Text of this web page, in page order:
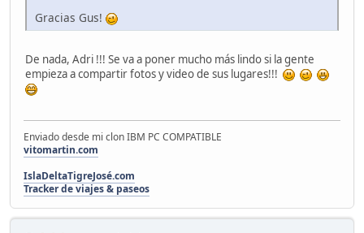
Gracias Gus!
De nada, Adri !!! Se va a poner mucho más lindo si la gente
empieza a compartir fotos y video de sus lugares!!!
Enviado desde mi clon IBM PC COMPATIBLE
vitomartin.com
IslaDeltaTigreJosé.com
Tracker de viajes & paseos